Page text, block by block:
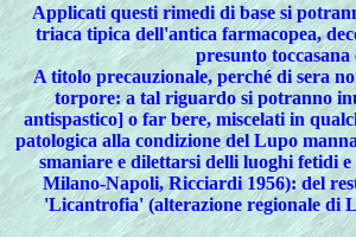
Applicati questi rimedi di base si
triaca tipica dell'antica farmacopea,
presunto
A titolo precauzionale, perché di sera
torpore: a tal riguardo si potranno
antispastico] o far bere, miscelati in
patologica alla condizione del Lupo
smaniare e dilettarsi delli luoghi fetidi
Milano-Napoli, Ricciardi 1956): del
'Licantrofia' (alterazione regionale di